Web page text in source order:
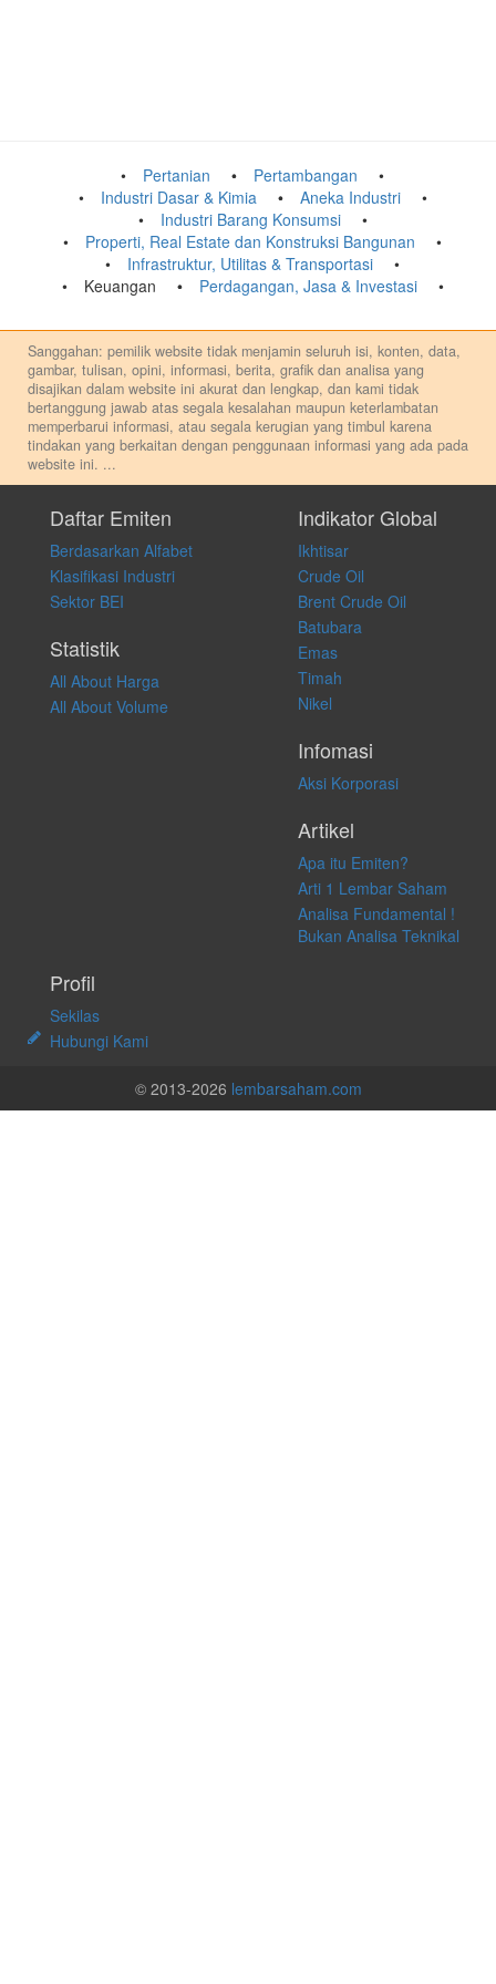
Pertanian
Pertambangan
Industri Dasar & Kimia
Aneka Industri
Industri Barang Konsumsi
Properti, Real Estate dan Konstruksi Bangunan
Infrastruktur, Utilitas & Transportasi
Keuangan
Perdagangan, Jasa & Investasi
Sanggahan: pemilik website tidak menjamin seluruh isi, konten, data,
gambar, tulisan, opini, informasi, berita, grafik dan analisa yang
disajikan dalam website ini akurat dan lengkap, dan kami tidak
bertanggung jawab atas segala kesalahan maupun keterlambatan
memperbarui informasi, atau segala kerugian yang timbul karena
tindakan yang berkaitan dengan penggunaan informasi yang ada pada
website ini. ...
pribadi. Kami tidak memberi anjuran, saran, rekomendasi untuk
membeli, menjual atau melakukan aktivitas lain yang terkait dengan
transaksi perdagangan apapun, dan kami tidak bertanggung jawab
atas keputusan investasi yang dilakukan dalam kondisi dan situasi
apapun juga, yang diakibatkan secara langsung maupun tidak
langsung atas konten pada website ini.
Daftar Emiten
Berdasarkan Alfabet
Klasifikasi Industri
Sektor BEI
Statistik
All About Harga
All About Volume
Indikator Global
Ikhtisar
Crude Oil
Brent Crude Oil
Batubara
Emas
Timah
Nikel
Infomasi
Aksi Korporasi
Artikel
Apa itu Emiten?
Arti 1 Lembar Saham
Analisa Fundamental !
Bukan Analisa Teknikal
Profil
Sekilas
Hubungi Kami
© 2013-2026 lembarsaham.com